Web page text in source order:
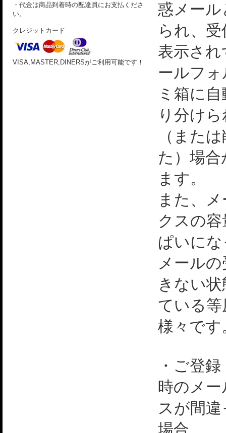
・代金は商品到着時の配達員にお支払くださ
い。
クレジットカード
VISA,MASTER,DINERSがご利用可能です！
惑メー
られ、
表示さ
ールフ
ミ箱に
り分け
（また
た）場
ます。
また、
クスの
ぱいに
メール
きない
ている
様々です
・ご登
時のメ
スが間
場合